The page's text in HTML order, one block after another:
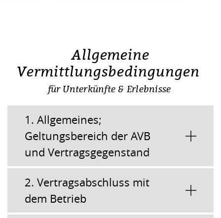
Allgemeine
Vermittlungsbedingungen
für Unterkünfte & Erlebnisse
1. Allgemeines;
Geltungsbereich der AVB
und Vertragsgegenstand
2. Vertragsabschluss mit
dem Betrieb